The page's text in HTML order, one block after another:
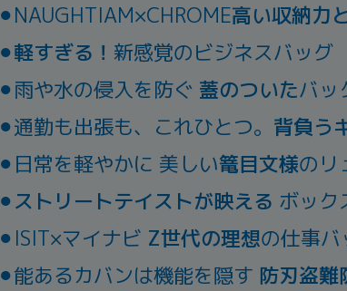
⚫︎NAUGHTIAM×CHROME高い収納力
⚫︎軽すぎる！ 新感覚のビジネスバッグ
⚫︎雨や水の侵入を防ぐ 蓋のついたバッ
⚫︎通勤も出張も、これひとつ。 背負う
⚫︎日常を軽やかに 美しい篭目文様のリ
⚫︎ストリートテイストが映える ボック
⚫︎ISIT×マイナビ Z世代の理想の仕事バ
⚫︎能あるカバンは機能を隠す 防刃盗難